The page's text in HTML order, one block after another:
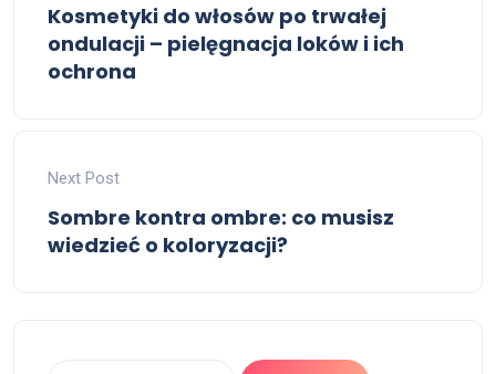
Kosmetyki do włosów po trwałej
ondulacji – pielęgnacja loków i ich
ochrona
Next Post
Sombre kontra ombre: co musisz
wiedzieć o koloryzacji?